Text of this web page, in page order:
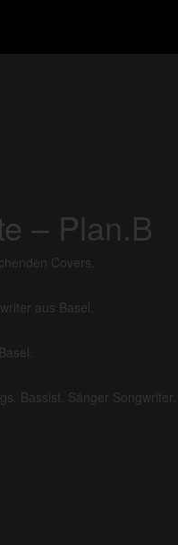
– Plan.B
Covers.
aus Basel.
Bassist, Sänger Songwriter.